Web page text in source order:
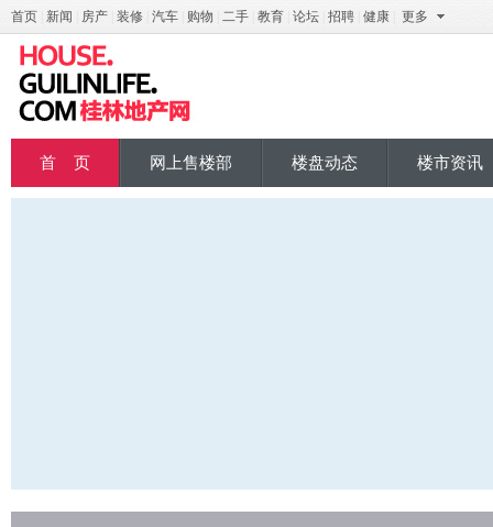
首页 新闻 房产 装修 汽车 购物 二手 教育 论坛 招聘 健康 更多
首 页 网上售楼部 楼盘动态 楼市资讯